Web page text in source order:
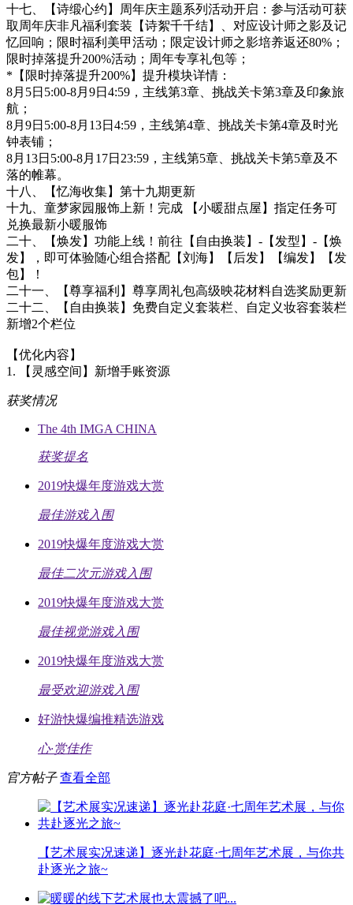
十七、【诗缎心约】周年庆主题系列活动开启：参与活动可获
取周年庆非凡福利套装【诗絮千千结】、对应设计师之影及记
忆回响；限时福利美甲活动；限定设计师之影培养返还80%；
限时掉落提升200%活动；周年专享礼包等；
*【限时掉落提升200%】提升模块详情：
8月5日5:00-8月9日4:59，主线第3章、挑战关卡第3章及印象旅
航；
8月9日5:00-8月13日4:59，主线第4章、挑战关卡第4章及时光
钟表铺；
8月13日5:00-8月17日23:59，主线第5章、挑战关卡第5章及不
落的帷幕。
十八、【忆海收集】第十九期更新
十九、童梦家园服饰上新！完成 【小暖甜点屋】指定任务可
兑换最新小暖服饰
二十、【焕发】功能上线！前往【自由换装】-【发型】-【焕
发】，即可体验随心组合搭配【刘海】【后发】【编发】【发
包】！
二十一、【尊享福利】尊享周礼包高级映花材料自选奖励更新
二十二、【自由换装】免费自定义套装栏、自定义妆容套装栏
新增2个栏位
【优化内容】
1. 【灵感空间】新增手账资源
获奖情况
The 4th IMGA CHINA
获奖提名
2019快爆年度游戏大赏
最佳游戏入围
2019快爆年度游戏大赏
最佳二次元游戏入围
2019快爆年度游戏大赏
最佳视觉游戏入围
2019快爆年度游戏大赏
最受欢迎游戏入围
好游快爆编推精选游戏
心·赏佳作
官方帖子 查看全部
【艺术展实况速递】逐光赴花庭·七周年艺术展，与你共
赴逐光之旅~